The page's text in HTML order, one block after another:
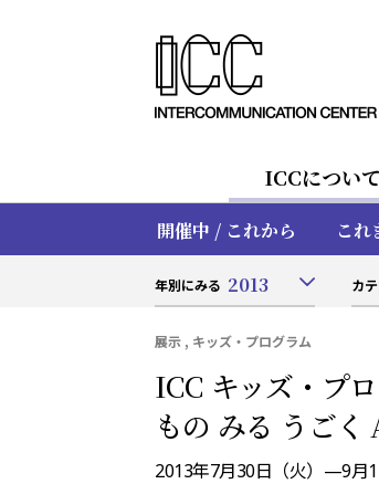
ICCについて
開催中 / これから これ
年別にみる 2013 カ
展示 , キッズ・プログラム
ICC キッズ・プ
もの みる うご
2013年7月30日（火）—9月1